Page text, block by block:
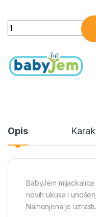
BabyJem mljackalica -
Opis
BabyJem
novih ukusa i
Namenjena je